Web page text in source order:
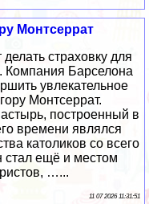
Монтсеррат
страховку для
Компания Барселона
увлекательное
Монтсеррат.
построенный в
времени являлся
католиков со всего
ещё и местом
…...
11 07 2026 11:31:51